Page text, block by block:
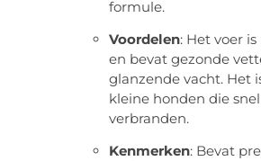
formule.
Voordelen: Het voer
en bevat gezonde
glanzende vacht. Het
kleine honden die
verbranden.
Kenmerken: Bevat